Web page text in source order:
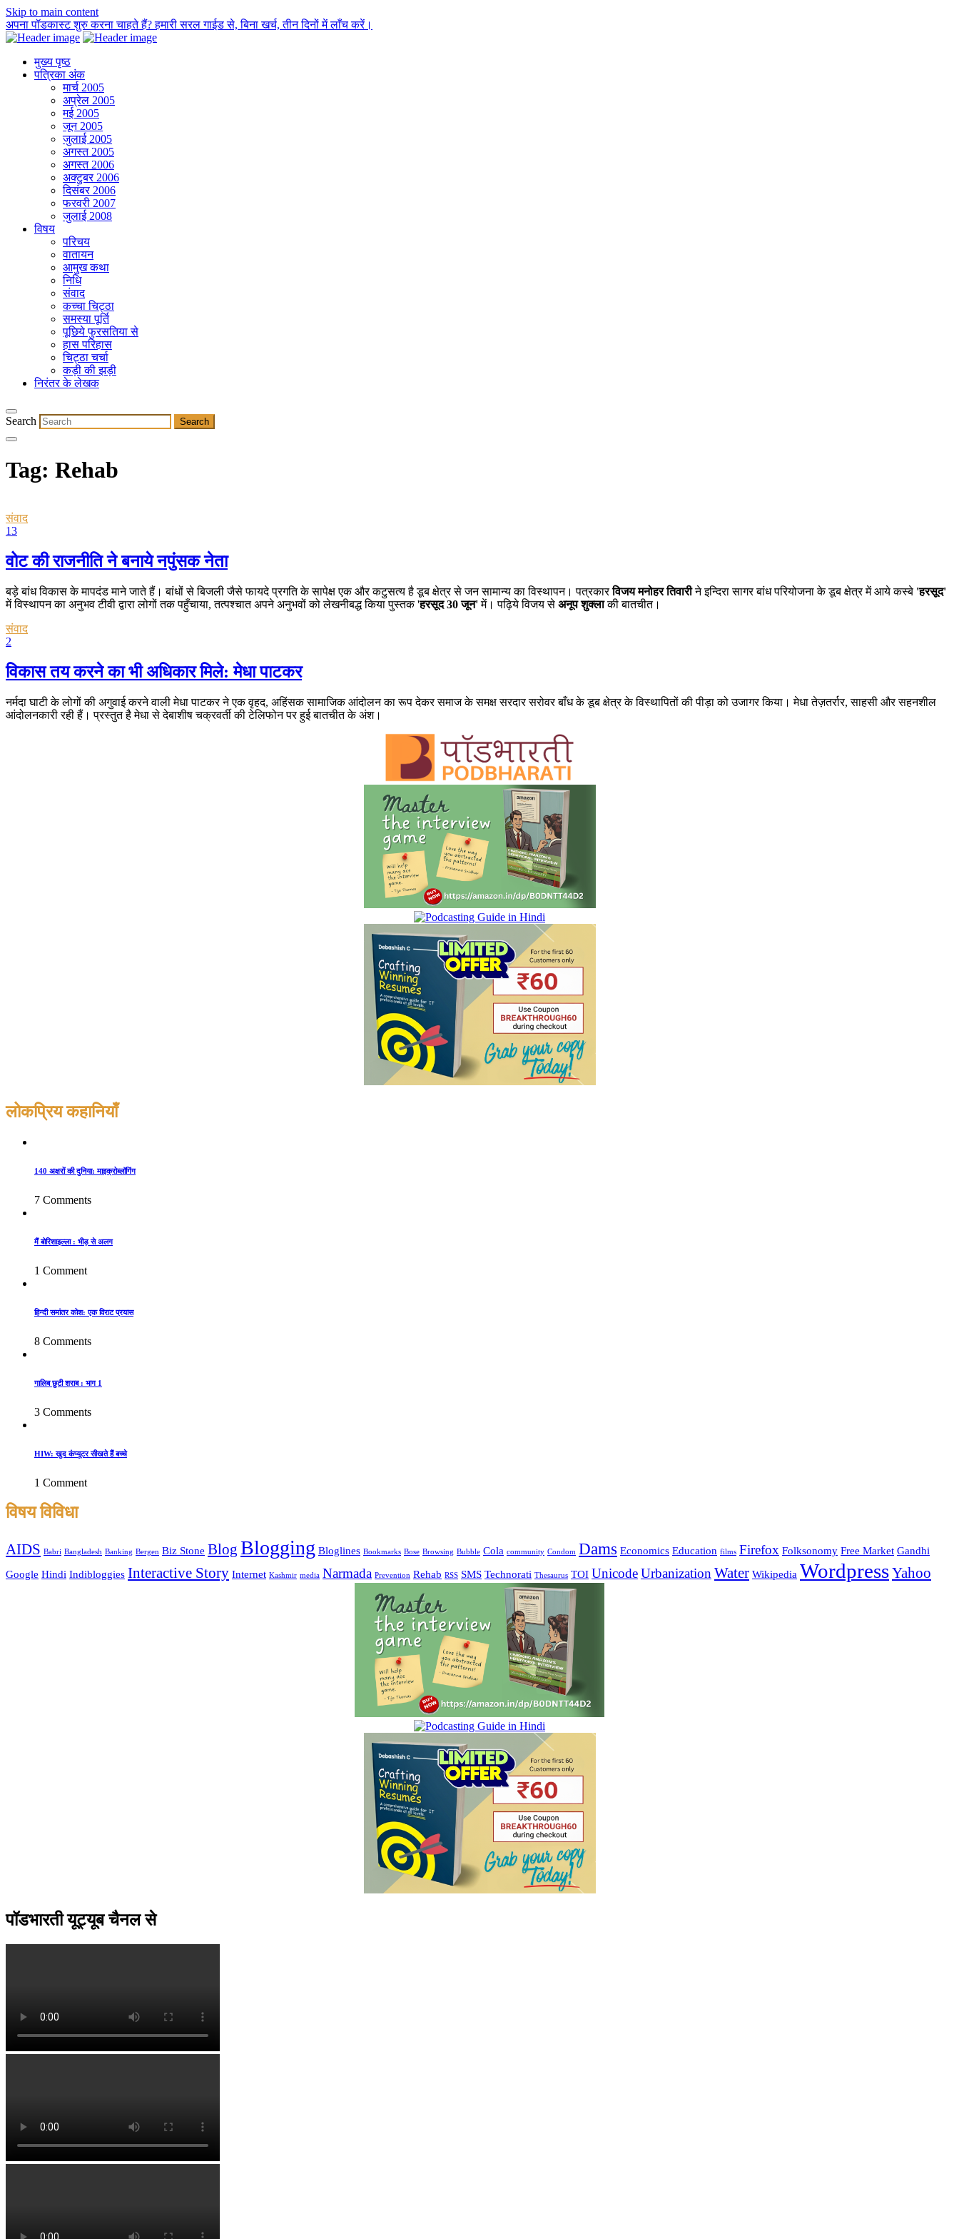
Skip to main content
अपना पॉडकास्ट शुरु करना चाहते हैं? हमारी सरल गाईड से, बिना खर्च, तीन दिनों में लाँच करें।
मुख्य पृष्ठ
पत्रिका अंक
मार्च 2005
अप्रेल 2005
मई 2005
जून 2005
जुलाई 2005
अगस्त 2005
अगस्त 2006
अक्टुबर 2006
दिसंबर 2006
फरवरी 2007
जुलाई 2008
विषय
परिचय
वातायन
आमुख कथा
निधि
संवाद
कच्चा चिट्ठा
समस्या पूर्ति
पूछिये फुरसतिया से
हास परिहास
चिट्ठा चर्चा
कड़ी की झड़ी
निरंतर के लेखक
Search
Tag: Rehab
संवाद
13
वोट की राजनीति ने बनाये नपुंसक नेता
बड़े बांध विकास के मापदंड माने जाते हैं। बांधों से बिजली जैसे फायदे प्रगति के सापेक्ष एक और कटुसत्य है डूब क्षेत्र से जन सामान्य का विस्थापन। पत्रकारविजय मनोहर तिवारीने इन्दिरा सागर बांध परियोजना के डूब क्षेत्र में आये कस्बे 'हरसूद'
में विस्थापन का अनुभव टीवी द्वारा लोगों तक पहुँचाया, तत्पश्चात अपने अनुभवों को लेखनीबद्ध किया पुस्तक 'हरसूद 30 जून'में। पढ़िये विजय से अनूप शुक्लाकी बातचीत।
संवाद
2
विकास तय करने का भी अधिकार मिले: मेधा पाटकर
नर्मदा घाटी के लोगों की अगुवाई करने वाली मेधा पाटकर ने एक वृहद, अहिंसक सामाजिक आंदोलन का रूप देकर समाज के समक्ष सरदार सरोवर बाँध के डूब क्षेत्र के विस्थापितों की पीड़ा को उजागर किया। मेधा तेज़तर्रार, साहसी और सहनशील
आंदोलनकारी रही हैं। प्रस्तुत है मेधा से देबाशीष चक्रवर्ती की टेलिफोन पर हुई बातचीत के अंश।
लोकप्रिय कहानियाँ
140 अक्षरों की दुनिया: माइक्रोब्लॉगिंग
7 Comments
मैं बोरिशाइल्ला : भीड़ से अलग
1 Comment
हिन्दी समांतर कोश: एक विराट प्रयास
8 Comments
गालिब छुटी शराब : भाग 1
3 Comments
HIW: खुद कंप्यूटर सीखते हैं बच्चे
1 Comment
विषय विविधा
AIDS Babri Bangladesh Banking Bergen Biz Stone Blog Blogging Bloglines Bookmarks Bose Browsing Bubble Cola community Condom Dams Economics Education films Firefox Folksonomy Free Market Gandhi
Google Hindi Indibloggies Interactive Story Internet Kashmir media Narmada Prevention Rehab RSS SMS Technorati Thesaurus TOI UnicodeUrbanizationWater Wikipedia WordpressYahoo
पॉडभारती यूट्यूब चैनल से